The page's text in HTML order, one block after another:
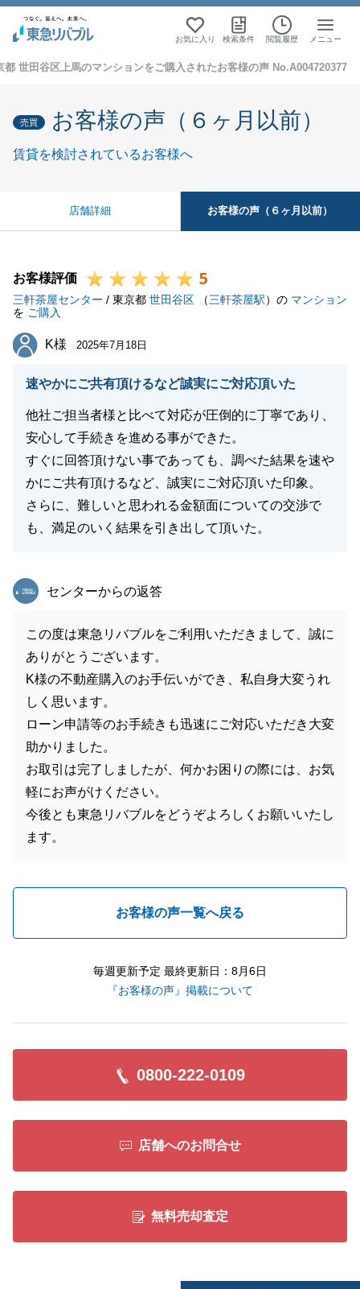
お気に入り 検索条件 閲覧履歴 メニュー
都 世田谷区上馬のマンションをご購入されたお客様の声 No.A004720377
売買 お客様の声（６ヶ月以前）
賃貸を検討されているお客様へ
店舗詳細 お客様の声（６ヶ月以前）
お客様評価 5
三軒茶屋センター / 東京都 世田谷区 （三軒茶屋駅）の マンション
を ご購入
K様
K様 2025年7月18日
速やかにご共有頂けるなど誠実にご対応頂いた
他社ご担当者様と比べて対応が圧倒的に丁寧であり、
安心して手続きを進める事ができた。
すぐに回答頂けない事であっても、調べた結果を速や
かにご共有頂けるなど、誠実にご対応頂いた印象。
さらに、難しいと思われる金額面についての交渉で
も、満足のいく結果を引き出して頂いた。
東急リバブル
センターからの返答
この度は東急リバブルをご利用いただきまして、誠に
ありがとうございます。
K様の不動産購入のお手伝いができ、私自身大変うれ
しく思います。
ローン申請等のお手続きも迅速にご対応いただき大変
助かりました。
お取引は完了しましたが、何かお困りの際には、お気
軽にお声がけください。
今後とも東急リバブルをどうぞよろしくお願いいたし
ます。
お客様の声一覧へ戻る
毎週更新予定 最終更新日：8月6日
『お客様の声』掲載について
0800-222-0109
店舗へのお問合せ
無料売却査定